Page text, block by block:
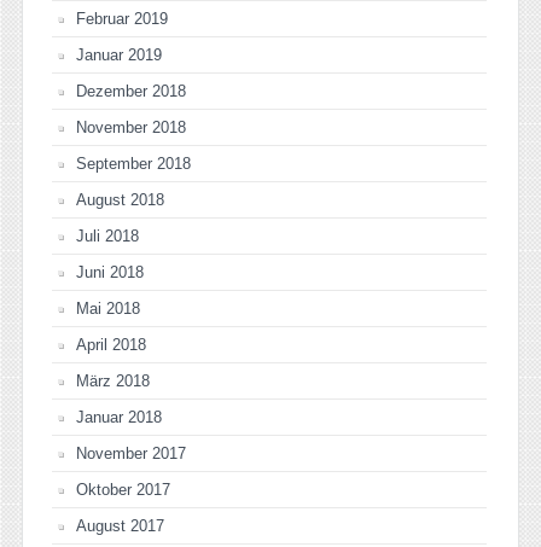
Februar 2019
Januar 2019
Dezember 2018
November 2018
September 2018
August 2018
Juli 2018
Juni 2018
Mai 2018
April 2018
März 2018
Januar 2018
November 2017
Oktober 2017
August 2017